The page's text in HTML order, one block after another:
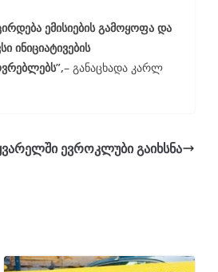
ემისიების გამოყოფა და
ინიციატივების
– განაცხადა კარლ
ევროკლუბი გაიხსნა